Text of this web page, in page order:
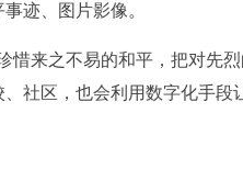
迹、图片影像。
来之不易的和平，把对先烈
社区，也会利用数字化手